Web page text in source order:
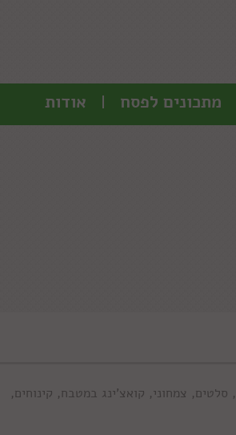
מתכונים לפסח אודות
, סלטים, צמחוני, קואצ'ינג במטבח, קינוחים,